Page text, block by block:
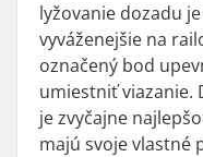
lyžovanie dozadu
vyváženejšie na
označený bod
umiestniť
je zvyčajne
majú svoje vlastné